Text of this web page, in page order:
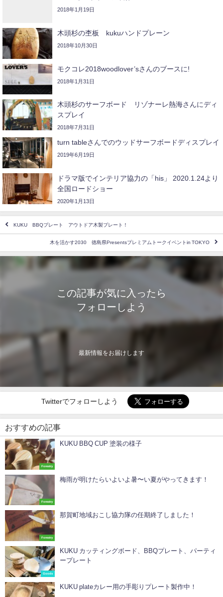
2018年1月19日
木頭杉の杢板 kukuハンドプレーン
2018年10月30日
モクコレ2018woodlover’sさんのブースに!
2018年1月31日
木頭杉のサーフボード リゾナーレ熱海さんにディ
スプレイ
2018年7月31日
turn tableさんでのウッドサーフボードディスプレイ
2019年6月19日
ドラマ版でインテリア協力の「his」 2020.1.24より
全国ロードショー
2020年1月13日
KUKU BBQプレート アウトドア木製プレート！
木を活かす2030 徳島県Presentsプレミアムトークイベントin TOKYO
この記事が気に入ったら
フォローしよう
最新情報をお届けします
Twitterでフォローしよう
おすすめの記事
Forestry
KUKU BBQ CUP 塗装の様子
Forestry
梅雨が明けたらいよいよ暑〜い夏がやってきます！
Forestry
那賀町地域おこし協力隊の任期終了しました！
Goods
KUKU カッティングボード、BBQプレート、パーティ
ープレート
KUKU plateカレー用の手彫りプレート製作中！